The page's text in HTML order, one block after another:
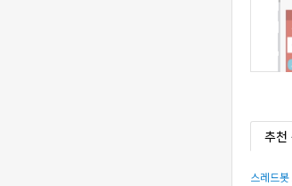
추천
스레드봇